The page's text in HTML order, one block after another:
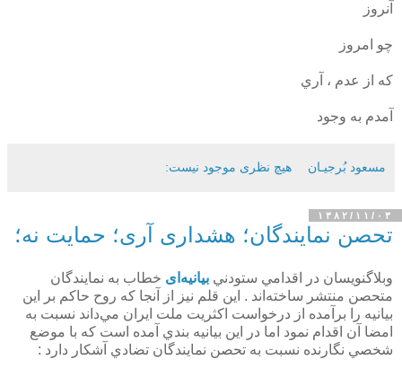
آنروز
چو امروز
كه از عدم ، آري
آمدم به وجود
مسعود بُرجيـان هیچ نظری موجود نیست:
۱۳۸۲/۱۱/۰۳
تحصن نمایندگان؛ هشداری آری؛ حمایت نه؛
وبلاگنويسان در اقدامي ستودني بيانيه‌ای خطاب به نمايندگان
متحصن منتشر ساخته‌اند . اين قلم نيز از آنجا كه روح حاكم بر اين
بيانيه را برآمده از درخواست اكثريت ملت ايران مي‌داند نسبت به
امضا آن اقدام نمود اما در اين بيانيه بندي آمده است كه با موضع
شخصي نگارنده نسبت به تحصن نمايندگان تضادي آشكار دارد :